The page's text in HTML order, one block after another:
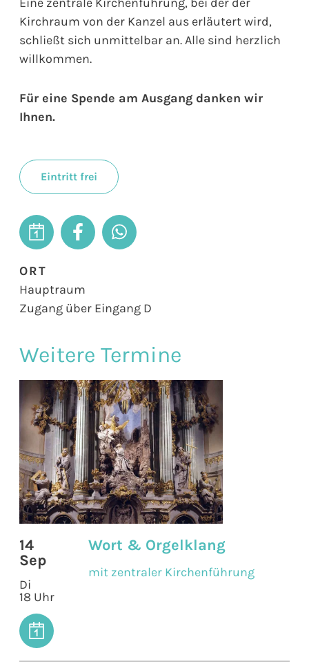
Kirchraum von der Kanzel aus erläutert wird,
schließt sich unmittelbar an. Alle sind herzlich
willkommen.
Für eine Spende am Ausgang danken wir
Ihnen.
Eintritt frei
ORT
Hauptraum
Zugang über Eingang D
Weitere Termine
14
Sep
Di
18 Uhr
Wort & Orgelklang
mit zentraler Kirchenführung